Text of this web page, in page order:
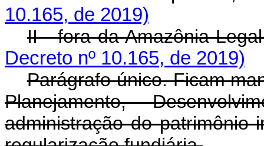
10.165, de 2019)
II - fora da Amazônia
Decreto nº 10.165, de 2019)
Parágrafo único. Ficam
Planejamento,
administração do patrimônio